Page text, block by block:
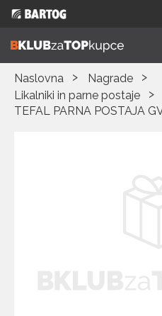
Naslovna
Nagrade
Likalniki in parne postaje
TEFAL PARNA POSTAJA